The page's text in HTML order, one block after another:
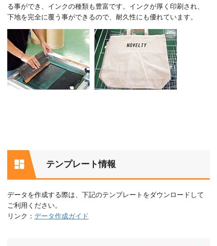
る事ができ、インクの種類も豊富です。インクが厚く印刷され、
下地を完全に覆う事ができるので、耐久性にも優れています。
テンプレート情報
データを作成する際は、下記のテンプレートをダウンロードして
ご利用ください。
リンク： データ作成ガイド